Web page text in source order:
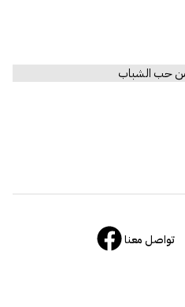
تواصل معنا